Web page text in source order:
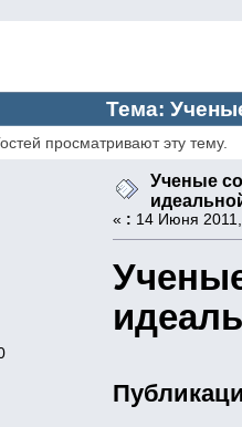
Тема:
раз)просматривают эту тему.
Ученые
« : 14 Июня